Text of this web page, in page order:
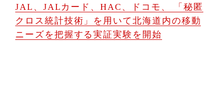
JAL、JALカード、HAC、ドコモ、 「秘匿
クロス統計技術」を用いて北海道内の移動
ニーズを把握する実証実験を開始